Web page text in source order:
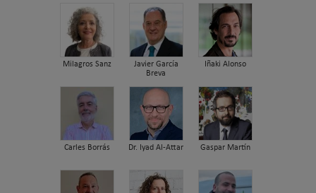
Milagros Sanz
Javier García
Breva
Iñaki Alonso
Carles Borrás Dr. Iyad Al-Attar Gaspar Martín